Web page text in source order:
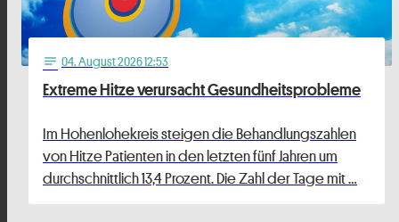
notes 04. August 2026 12:53
Extreme Hitze verursacht Gesundheitsprobleme
Im Hohenlohekreis steigen die Behandlungszahlen
von Hitze Patienten in den letzten fünf Jahren um
durchschnittlich 13,4 Prozent. Die Zahl der Tage mit …